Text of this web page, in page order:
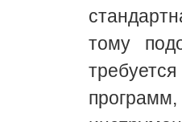
тому